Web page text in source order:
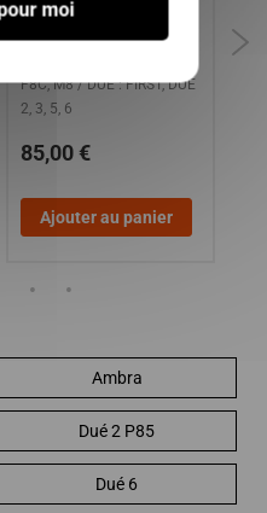
Porte moyeu droit LIGIER :
IXO, JS50, JS50L, JSRC,
F8C, M8 / DUE : FIRST, DUE
2, 3, 5, 6
85,00 €
Ajouter au panier
Ambra
Dué 2 P85
Dué 6
moi